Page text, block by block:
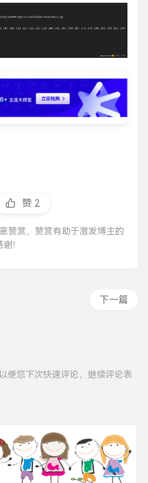
赞 2
赞赏，赞赏有助于激发博主的
！
下一篇
便您下次快速评论，继续评论表